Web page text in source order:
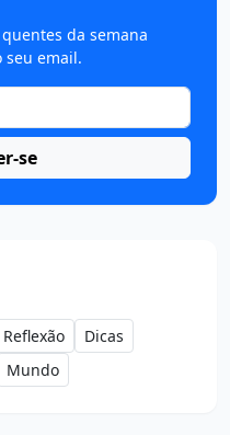
da semana
email.
se
Reflexão
Dicas
Mundo